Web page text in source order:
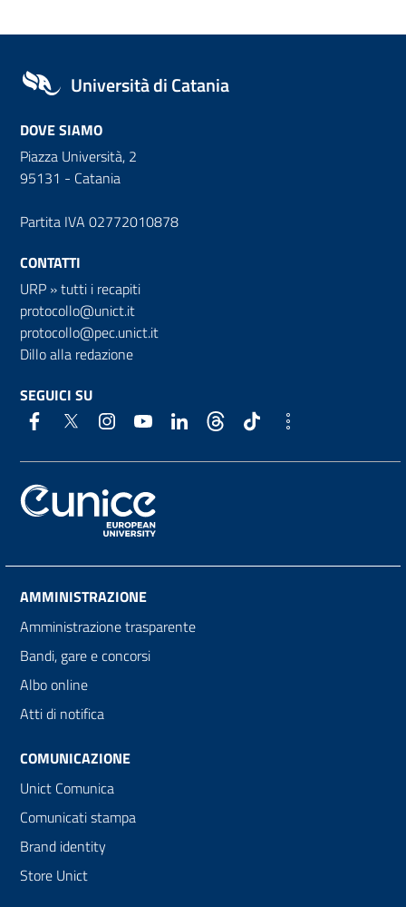
Università di Catania
DOVE SIAMO
Piazza Università, 2
95131 - Catania
Partita IVA 02772010878
CONTATTI
URP »tutti i recapiti
protocollo@unict.it
protocollo@pec.unict.it
Dillo alla redazione
SEGUICI SU
AMMINISTRAZIONE
Amministrazione trasparente
Bandi, gare e concorsi
Albo online
Atti di notifica
COMUNICAZIONE
Unict Comunica
Comunicati stampa
Brand identity
Store Unict